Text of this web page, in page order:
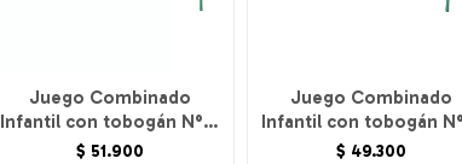
Juego Combinado
Infantil con tobogán N°5.
Caballito, 1 hamaca de
$ 51.900
Juego Combinado
Infantil con tobogán
1hamacas de cincha y 1
$ 49.300